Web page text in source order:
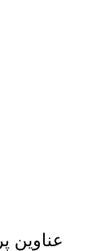
عناوین